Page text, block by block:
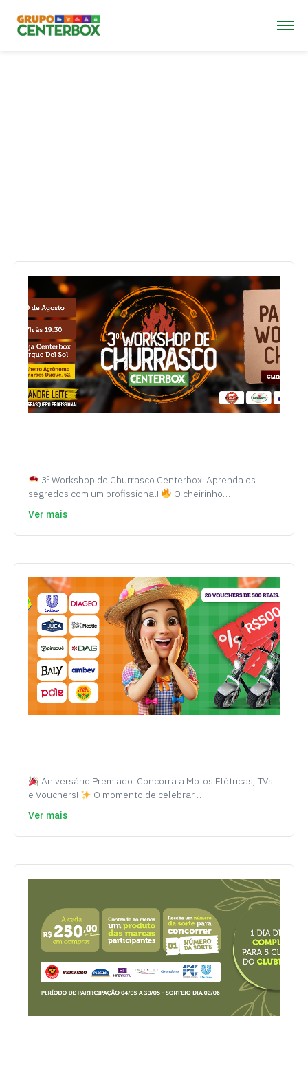
3º Workshop de Churrasco Centerbox: Aprenda os
segredos com um profissional!
O cheirinho…
Ver mais
Aniversário Premiado: Concorra a Motos Elétricas, TVs
e Vouchers!
O momento de celebrar…
Ver mais